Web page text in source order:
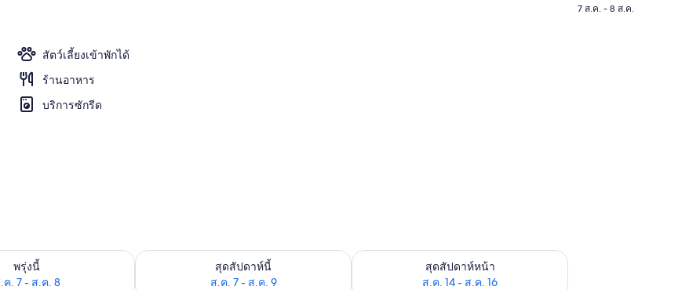
อพาร์ทเมนท์, 1 ห้องนอน | ครัวส่วนตัว | เครื่องชงกาแฟ/ชา, ไมโครเวฟ, เตาประกอบอาหาร
สระว่ายน้ำกลางแจ้ง, ร่มริมสระว่ายน้ำ
สัตว์เลี้ยงเข้าพักได้
ร้านอาหาร
บริการซักรีด
7 ส.ค. - 8 ส.ค.
พรุ่งนี้
ค. 7 - ส.ค. 8
องพักว่างในพรุ่งนี้ ส.ค. 7 - ส.ค. 8
สุดสัปดาห์นี้
ส.ค. 7 - ส.ค. 9
ตรวจสอบจำนวนห้องพักว่างในสุดสัปดาห์นี้ ส.ค. 7 - ส.ค. 9สุดสัปดาห์หน้า
ส.ค. 14 - ส.ค. 16
ตรวจสอบจำนวนห้องพักว่างในสุดสัปดาห์หน้า ส.ค. 14 - ส.ค. 16